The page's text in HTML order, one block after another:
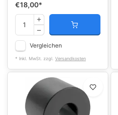
€18,00*
Vergleichen
* Inkl. MwSt. zzgl. Versandkosten